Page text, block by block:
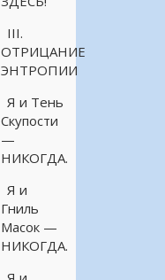
III.
ОТРИЦАНИЕ
ЭНТРОПИИ
Я и Тень
Скупости
—
НИКОГДА.
Я и
Гниль
Масок —
НИКОГДА.